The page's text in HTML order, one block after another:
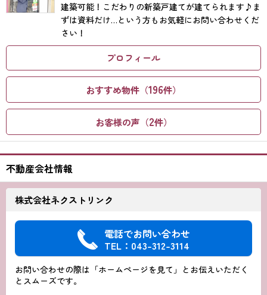
建築可能！こだわりの新築戸建てが建てられます♪ま
ずは資料だけ…という方もお気軽にお問い合わせくだ
さい！
プロフィール
おすすめ物件（196件）
お客様の声（2件）
不動産会社情報
株式会社ネクストリンク
電話でお問い合わせ
TEL：043-312-3114
お問い合わせの際は「ホームページを見て」とお伝えいただく
とスムーズです。